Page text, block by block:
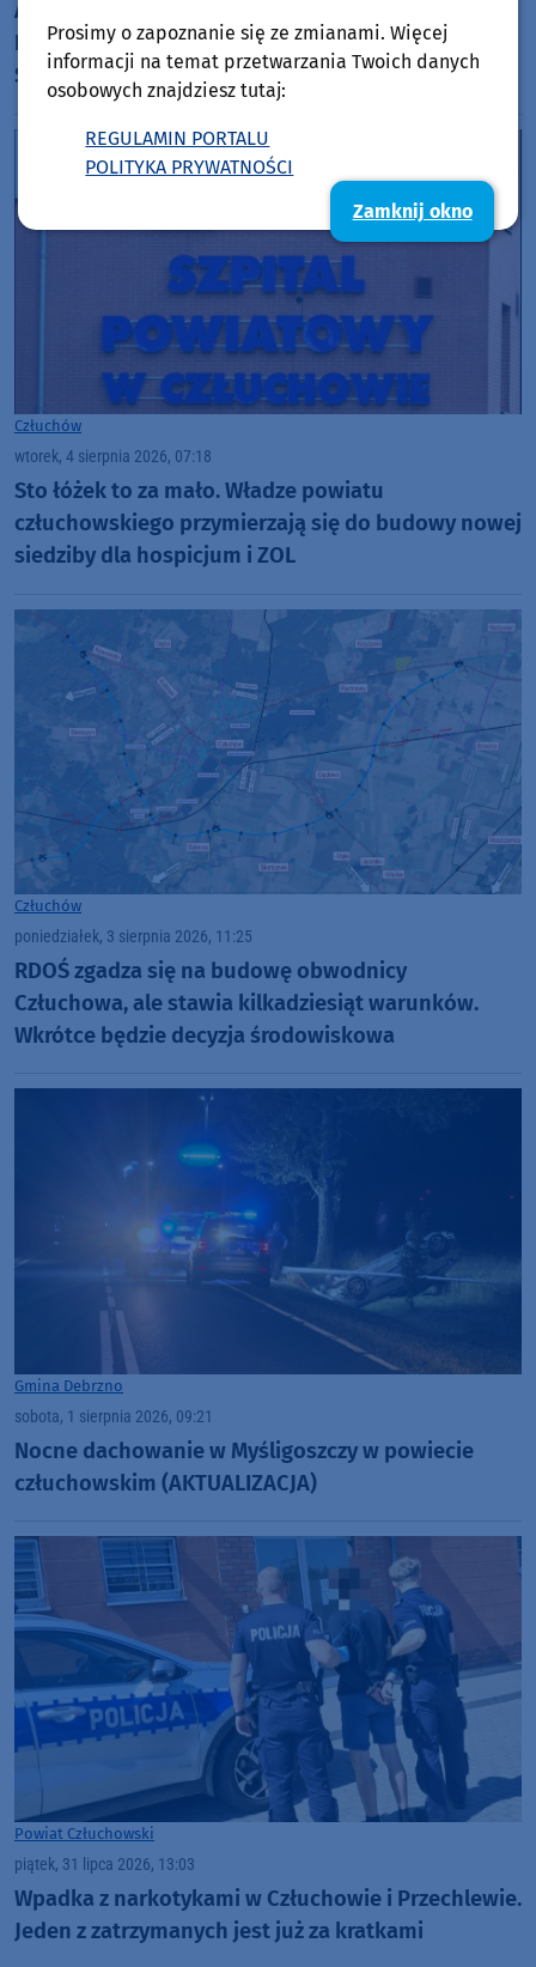
Audytorzy pozytywnie oceniają likwidację Szkoły
Podstawowej w Krzemieniewie, w gminie Czarne.
Są też wnioski dla szkół w Wyczechach i Czarnem
Człuchów
wtorek, 4 sierpnia 2026, 07:18
Sto łóżek to za mało. Władze powiatu
człuchowskiego przymierzają się do budowy nowej
siedziby dla hospicjum i ZOL
Człuchów
poniedziałek, 3 sierpnia 2026, 11:25
RDOŚ zgadza się na budowę obwodnicy
Człuchowa, ale stawia kilkadziesiąt warunków.
Wkrótce będzie decyzja środowiskowa
Gmina Debrzno
sobota, 1 sierpnia 2026, 09:21
Nocne dachowanie w Myśligoszczy w powiecie
człuchowskim (AKTUALIZACJA)
Powiat Człuchowski
piątek, 31 lipca 2026, 13:03
Wpadka z narkotykami w Człuchowie i Przechlewie.
Jeden z zatrzymanych jest już za kratkami
Prosimy o zapoznanie się ze zmianami. Więcej
informacji na temat przetwarzania Twoich danych
osobowych znajdziesz tutaj:
REGULAMIN PORTALU
POLITYKA PRYWATNOŚCI
Zamknij okno